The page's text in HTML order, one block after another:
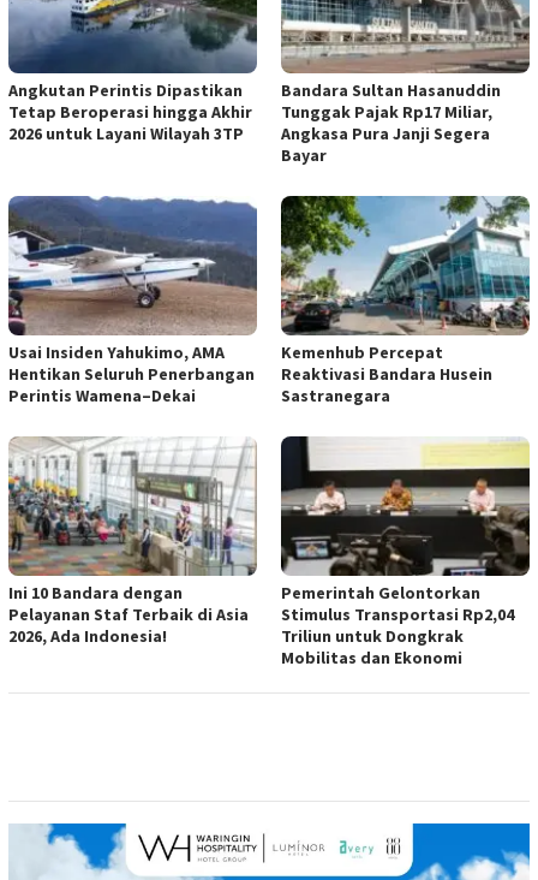
Angkutan Perintis Dipastikan
Tetap Beroperasi hingga Akhir
2026 untuk Layani Wilayah 3TP
Bandara Sultan Hasanuddin
Tunggak Pajak Rp17 Miliar,
Angkasa Pura Janji Segera
Bayar
Usai Insiden Yahukimo, AMA
Hentikan Seluruh Penerbangan
Perintis Wamena–Dekai
Kemenhub Percepat
Reaktivasi Bandara Husein
Sastranegara
Ini 10 Bandara dengan
Pelayanan Staf Terbaik di Asia
2026, Ada Indonesia!
Pemerintah Gelontorkan
Stimulus Transportasi Rp2,04
Triliun untuk Dongkrak
Mobilitas dan Ekonomi